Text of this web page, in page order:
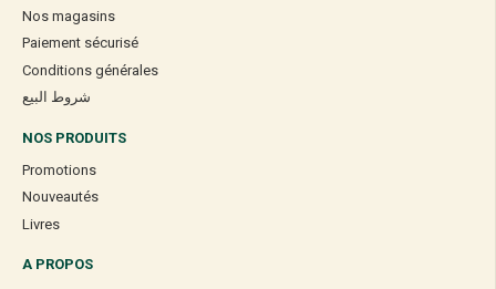
Nos magasins
Paiement sécurisé
Conditions générales
شروط البيع
NOS PRODUITS
Promotions
Nouveautés
Livres
A PROPOS